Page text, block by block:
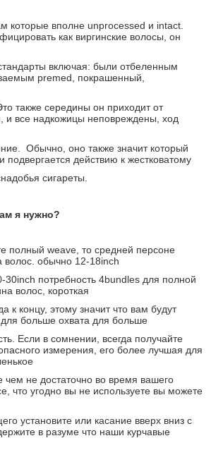
которые вполне unprocessed и intact.
как виргинские волосы, он
включая: были отбеленным
premed, покрашенный,
также середины он приходит от
и все надкожицы неповреждены, ход
Обычно, оно также значит который
подвергается действию к жестковатому
сигареты.
я нужно?
полный weave, то средней персоне
волос. обычно 12-18inch
30inch потребность 4bundles для полной
волос, короткая
к концу, этому значит что вам будут
больше охвата для больше
Если в сомнении, всегда получайте
измерения, его более лучшая для
чем не достаточно во время вашего
что угодно вы не используете вы можете
установите или касание вверх вниз с
в разуме что наши курчавые